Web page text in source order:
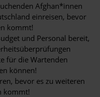
Afghan*innen
einreisen, bevor
kommt!
und Personal bereit,
für die Wartenden
können!
bevor es zu weiteren
kommt!